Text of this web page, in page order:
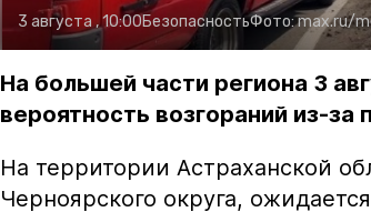
3 августа , 10:00БезопасностьФото:max.ru/
На большей части региона 3
вероятность возгораний из-за
На территории Астраханской
Черноярского округа,